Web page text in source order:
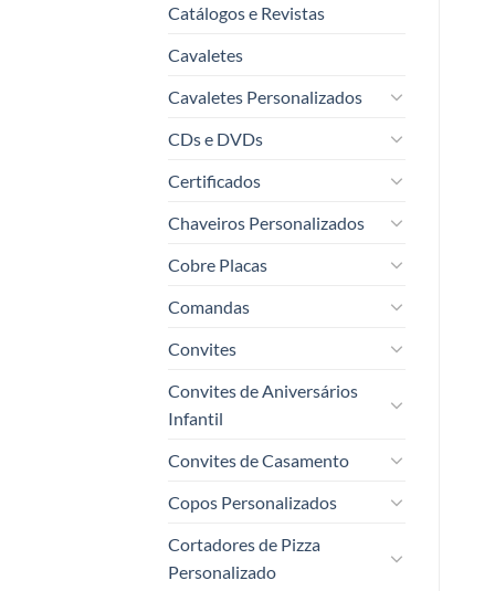
Catálogos e Revistas
Cavaletes
Cavaletes Personalizados
CDs e DVDs
Certificados
Chaveiros Personalizados
Cobre Placas
Comandas
Convites
Convites de Aniversários
Infantil
Convites de Casamento
Copos Personalizados
Cortadores de Pizza
Personalizado